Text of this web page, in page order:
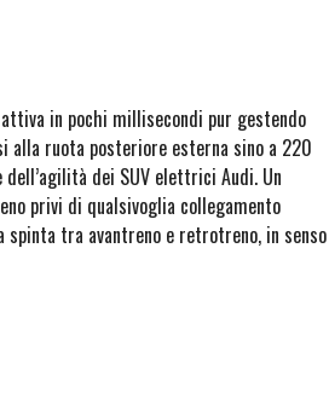
in pochi millisecondi pur gestendo
alla ruota posteriore esterna sino a 220
dei SUV elettrici Audi. Un
privi di qualsivoglia collegamento
tra avantreno e retrotreno, in senso